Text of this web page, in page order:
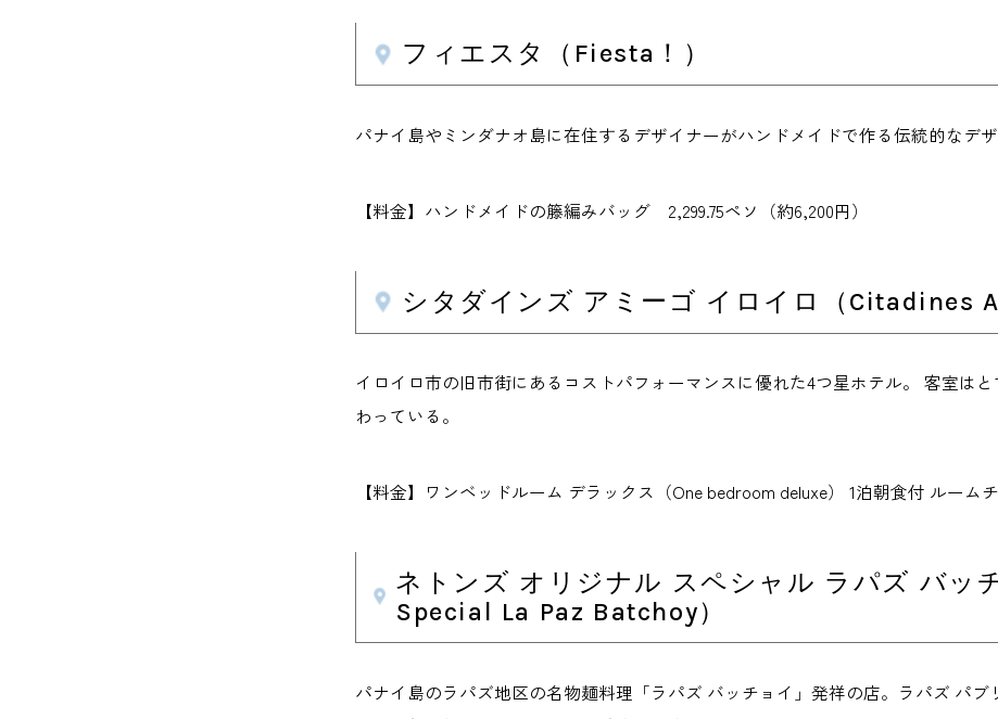
フィエスタ（Fiesta！）
パナイ島やミンダナオ島に在住するデザイナーがハンドメイドで作る伝統的なデ
【料金】ハンドメイドの籐編みバッグ 2,299.75ペソ（約6,200円）
シタダインズ アミーゴ イロイロ（Citadines
イロイロ市の旧市街にあるコストパフォーマンスに優れた4つ星ホテル。 客室は
わっている。
【料金】ワンベッドルーム デラックス（One bedroom deluxe） 1泊朝食付 ルーム
ネトンズ オリジナル スペシャル ラパズ バッ
Special La Paz Batchoy）
パナイ島のラパズ地区の名物麺料理「ラパズ バッチョイ」発祥の店。ラパズ パ